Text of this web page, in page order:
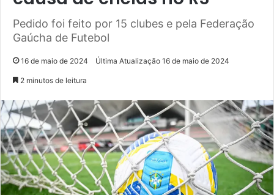
Pedido foi feito por 15 clubes e pela Federação
Gaúcha de Futebol
16 de maio de 2024 Última Atualização 16 de maio de 2024
2 minutos de leitura